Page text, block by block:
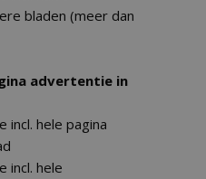
bladen (meer dan
advertentie in
incl. hele pagina
incl. hele